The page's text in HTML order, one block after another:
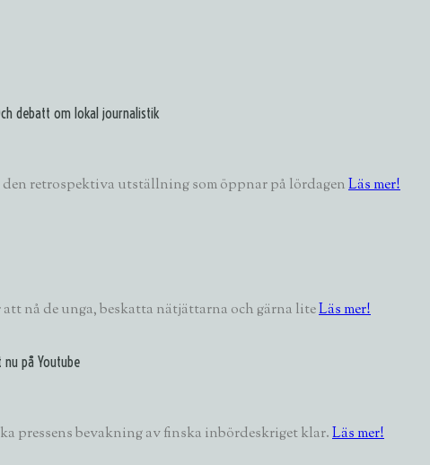
debatt om lokal journalistik
retrospektiva utställning som öppnar på lördagenLäs mer!
nå de unga, beskatta nätjättarna och gärna liteLäs mer!
nu på Youtube
pressens bevakning av finska inbördeskriget klar.Läs mer!